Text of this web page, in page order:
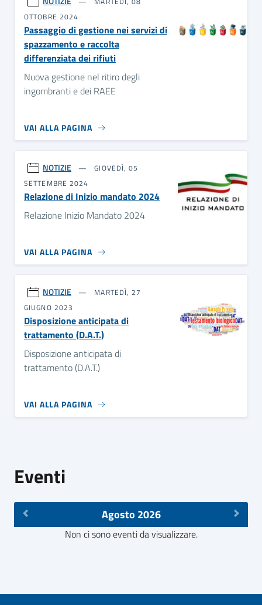
OTTOBRE 2024
Passaggio di gestione nei servizi di
spazzamento e raccolta
differenziata dei rifiuti
Nuova gestione nel ritiro degli
ingombranti e dei RAEE
VAI ALLA PAGINA
NOTIZIE
GIOVEDÌ, 05
SETTEMBRE 2024
Relazione di Inizio mandato 2024
Relazione Inizio Mandato 2024
VAI ALLA PAGINA
NOTIZIE
MARTEDÌ, 27
GIUGNO 2023
Disposizione anticipata di
trattamento (D.A.T.)
Disposizione anticipata di
trattamento (D.A.T.)
VAI ALLA PAGINA
Eventi
Agosto 2026
Non ci sono eventi da visualizzare.